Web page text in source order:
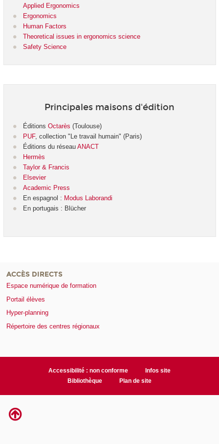
Applied Ergonomics
Ergonomics
Human Factors
Theoretical issues in ergonomics science
Safety Science
Principales maisons d'édition
Éditions Octarès (Toulouse)
PUF, collection "Le travail humain" (Paris)
Éditions du réseau ANACT
Hermès
Taylor & Francis
Elsevier
Academic Press
En espagnol : Modus Laborandi
En portugais : Blücher
ACCÈS DIRECTS
Espace numérique de formation
Portail élèves
Hyper-planning
Répertoire des centres régionaux
Accessibilité : non conforme
Infos site
Bibliothèque
Plan de site